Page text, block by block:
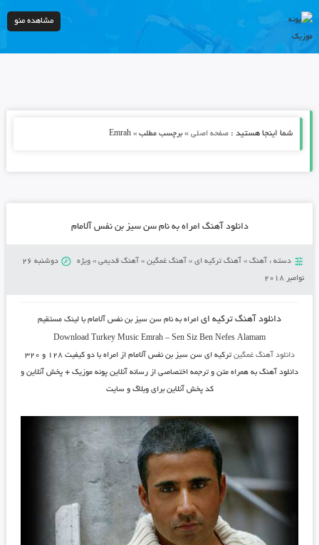
مشاهده منو
شما اینجا هستید : صفحه اصلی» برچسب مطلب » Emrah
دانلود آهنگ امراه به نام سن سیز بن نفس آلامام
دسته : آهنگ» آهنگ ترکیه ای» آهنگ غمگین» آهنگ قدیمی» ویژه
دوشنبه 26
نوامبر 2018
دانلود آهنگ ترکیه ایامراه به نام سن سیز بن نفس آلامام با لینک مستقیم
Download Turkey Music Emrah –Sen Siz Ben Nefes Alamam
دانلود آهنگ غمگین ترکیه ای سن سیز بن نفس آلامام از امراه با دو کیفیت ۱۲۸ و ۳۲۰
دانلود آهنگ به همراه متن و ترجمه اختصاصی از رسانه آنلاین پونه موزیک + پخش آنلاین و
کد پخش آنلاین برای وبلاگ و سایت